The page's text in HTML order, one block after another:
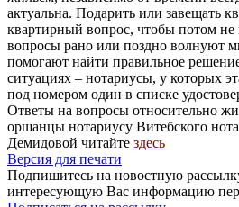
актуальна. Подарить или завещать
квартирный вопрос, чтобы потом не
вопросы рано или поздно волнуют
помогают найти правильное
ситуациях – нотариусы, у которых
под номером один в списке
Ответы на вопросы относительно
оршанцы нотариусу Витебского
Демидовой читайте здесь
Версия для печати
Подпишитесь на новостную
интересующую Вас информацию